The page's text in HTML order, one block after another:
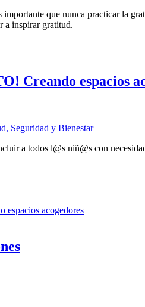
que nunca practicar la
a inspirar gratitud.
Creando espacios
Seguridad y Bienestar
a todos l@s niñ@s con
acogedores